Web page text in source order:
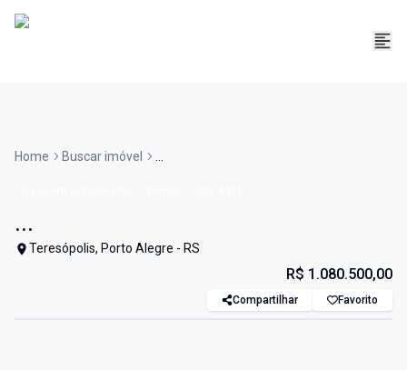
Home Buscar imóvel ...
...
Teresópolis, Porto Alegre - RS
R$ 1.080.500,00
Compartilhar Favorito